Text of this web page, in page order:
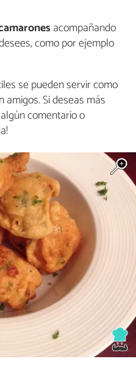
acompañando
como por ejemplo
se pueden servir como
Si deseas más
comentario o